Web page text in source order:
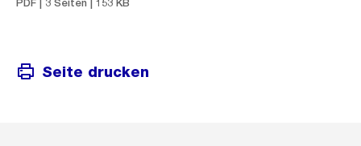
PDF | 3 Seiten | 153 KB
Seite drucken